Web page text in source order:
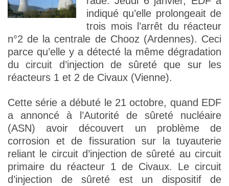
indiqué qu’elle prolongeait de
trois mois l’arrêt du réacteur
n°2 de la centrale de Chooz (Ardennes). Ceci
parce qu’elle y a détecté la même dégradation
du circuit d’injection de sûreté que sur les
réacteurs 1 et 2 de Civaux (Vienne).
Cette série a débuté le 21 octobre, quand EDF
a annoncé à l’Autorité de sûreté nucléaire
(ASN) avoir découvert un problème de
corrosion et de fissuration sur la tuyauterie
reliant le circuit d’injection de sûreté au circuit
primaire du réacteur 1 de Civaux. Le circuit
d’injection de sûreté est un dispositif de